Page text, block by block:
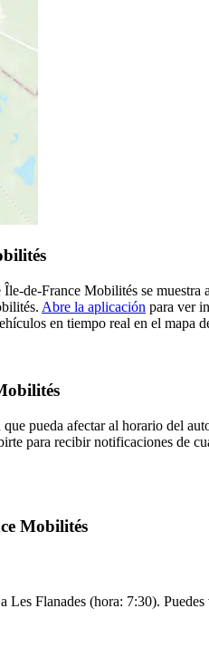
de-France Mobilités se
Abre la aplicación para ver
en tiempo real en el mapa
pueda afectar al horario del
para recibir notificaciones de
Mobilités
Flanades (hora: 7:30).